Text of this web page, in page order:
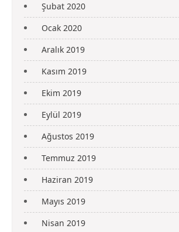
Şubat 2020
Ocak 2020
Aralık 2019
Kasım 2019
Ekim 2019
Eylül 2019
Ağustos 2019
Temmuz 2019
Haziran 2019
Mayıs 2019
Nisan 2019